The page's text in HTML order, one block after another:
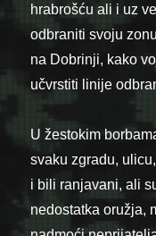
hrabrošću ali i uz
odbraniti svoju
na Dobrinji, kako
učvrstiti linije
U žestokim
svaku zgradu,
i bili ranjavani, ali
nedostatka oružja,